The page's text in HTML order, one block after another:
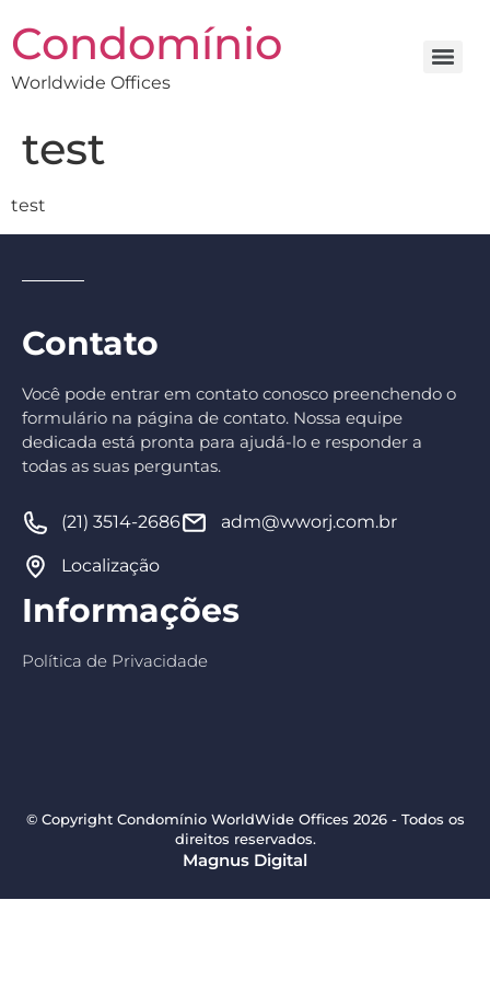
Condomínio
Worldwide Offices
test
test
Contato
Você pode entrar em contato conosco preenchendo o
formulário na página de contato. Nossa equipe
dedicada está pronta para ajudá-lo e responder a
todas as suas perguntas.
(21) 3514-2686 adm@wworj.com.br
Localização
Informações
Política de Privacidade
© Copyright Condomínio WorldWide Offices 2026 - Todos os
direitos reservados.
Magnus Digital